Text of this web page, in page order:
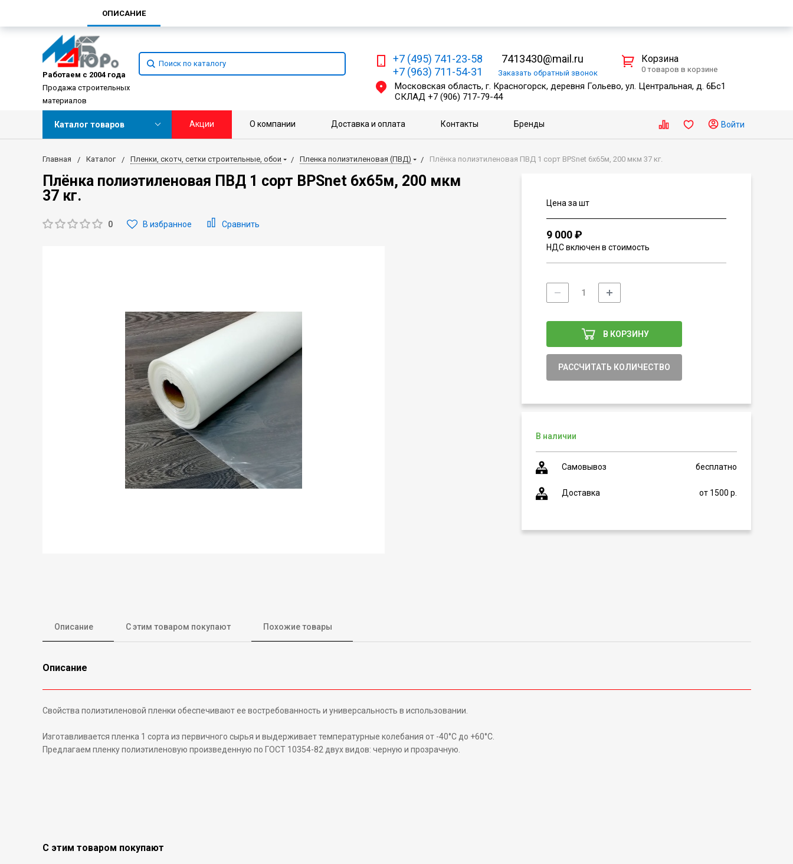
Работаем с 2004 года
Продажа строительных
материалов
+7 (495) 741-23-58
+7 (963) 711-54-31
7413430@mail.ru
Заказать обратный звонок
Московская область, г. Красногорск, деревня Гольево, ул. Центральная, д. 6Бс1
СКЛАД +7 (906) 717-79-44
Корзина
0 товаров в корзине
Каталог товаров Акции О компании Доставка и оплата Контакты Бренды Войти
Главная Каталог Пленки, скотч, сетки строительные, обои Пленка полиэтиленовая (ПВД) Плёнка полиэтиленовая ПВД 1 сорт BPSnet 6х65м, 200 мкм 37 кг.
Плёнка полиэтиленовая ПВД 1 сорт BPSnet 6х65м, 200 мкм
37 кг.
0 В избранное Сравнить
Цена за шт
9 000 ₽
НДС включен в стоимость
В КОРЗИНУ
РАССЧИТАТЬ КОЛИЧЕСТВО
В наличии
Самовывоз бесплатно
Доставка от 1500 р.
Описание С этим товаром покупают Похожие товары
Описание
Свойства полиэтиленовой пленки обеспечивают ее востребованность и универсальность в использовании.
Изготавливается пленка 1 сорта из первичного сырья и выдерживает температурные колебания от -40°С до +60°С.
Предлагаем пленку полиэтиленовую произведенную по ГОСТ 10354-82 двух видов: черную и прозрачную.
С этим товаром покупают
ОПИСАНИЕ